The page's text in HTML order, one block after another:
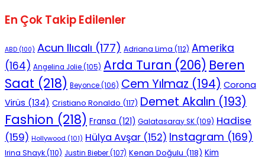
En Çok Takip Edilenler
ABD (100) Acun Ilıcalı (177) Adriana Lima (112) Amerika
(164) Angelina Jolie(105) Arda Turan (206) Beren
Saat (218) Beyonce(106) Cem Yılmaz (194) Corona
Virüs (134) Cristiano Ronaldo (117) Demet Akalın (193)
Fashion (218) Fransa (121) Galatasaray SK(109) Hadise
(159) Hollywood (101) Hülya Avşar (152) Instagram (169)
Irina Shayk(110) Justin Bieber(107) Kenan Doğulu (118) Kim